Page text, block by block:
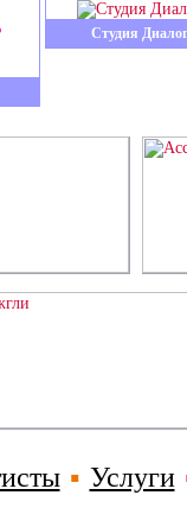
Студия Диалог
▪ Услуги